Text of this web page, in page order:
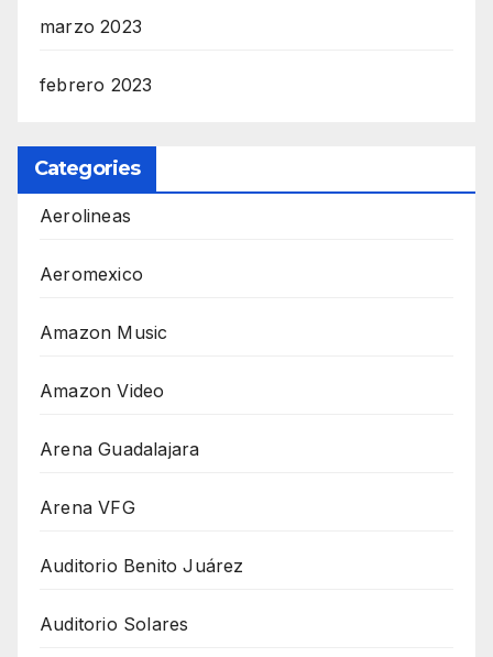
marzo 2023
febrero 2023
Categories
Aerolineas
Aeromexico
Amazon Music
Amazon Video
Arena Guadalajara
Arena VFG
Auditorio Benito Juárez
Auditorio Solares